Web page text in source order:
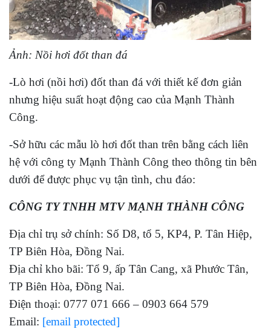
Ảnh: Nồi hơi đốt than đá
-Lò hơi (nồi hơi) đốt than đá với thiết kế đơn giản
nhưng hiệu suất hoạt động cao của Mạnh Thành
Công.
-Sở hữu các mẫu lò hơi đốt than trên bằng cách liên
hệ với công ty Mạnh Thành Công theo thông tin bên
dưới để được phục vụ tận tình, chu đáo:
CÔNG TY TNHH MTV MẠNH THÀNH CÔNG
Địa chỉ trụ sở chính: Số D8, tổ 5, KP4, P. Tân Hiệp,
TP Biên Hòa, Đồng Nai.
Địa chỉ kho bãi: Tổ 9, ấp Tân Cang, xã Phước Tân,
TP Biên Hòa, Đồng Nai.
Điện thoại: 0777 071 666 – 0903 664 579
Email: [email protected]